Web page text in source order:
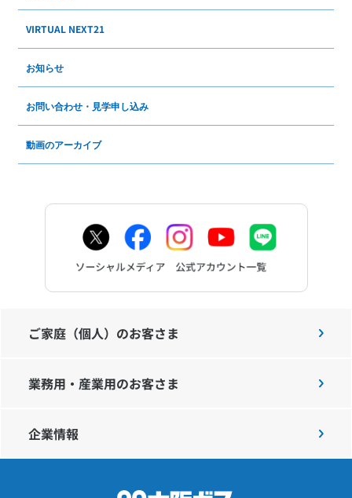
VIRTUAL NEXT21
お知らせ
お問い合わせ・見学申し込み
動画のアーカイブ
ご家庭（個人）のお客さま
業務用・産業用のお客さま
企業情報